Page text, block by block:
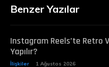
Benzer Yazılar
Instagram Reels’te Retro
Yapılır?
İlişkiler 1 Ağustos 2026